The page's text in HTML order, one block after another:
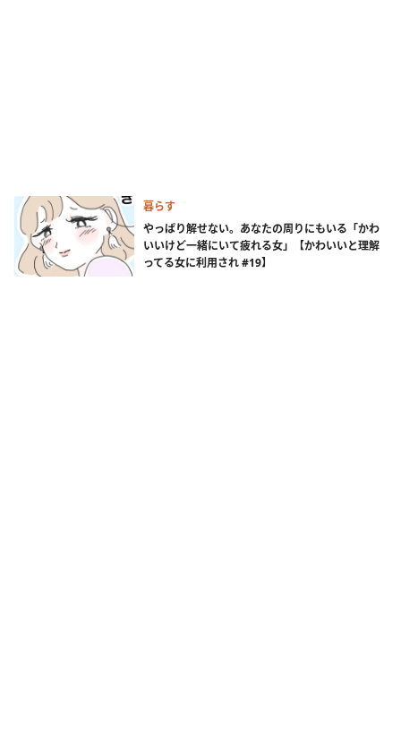
暮らす
やっぱり解せない。あなたの周りにもいる「かわ
いいけど一緒にいて疲れる女」【かわいいと理解
ってる女に利用され #19】